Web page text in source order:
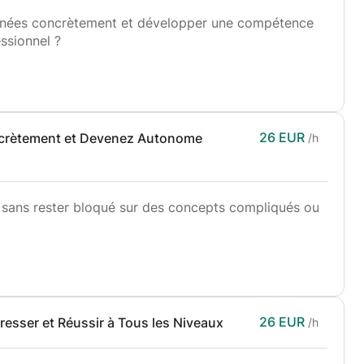
recherchée
concrètement et développer une compétence
?
mais de comprendre réellement les données
et des probabilités
et Devenez Autonome
26 EUR /h
rester bloqué sur des concepts compliqués ou
et progressive.
même si vous débutez complètement.
et Réussir à Tous les Niveaux 26 EUR /h